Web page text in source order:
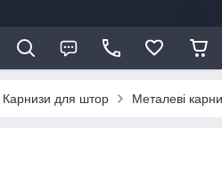
Карнизи для штор Металеві